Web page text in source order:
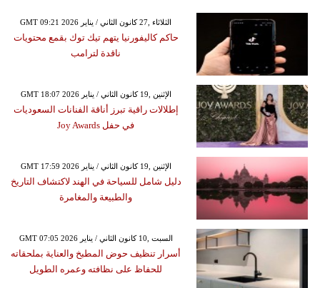
GMT 09:21 2026 الثلاثاء ,27 كانون الثاني / يناير
حاكم كاليفورنيا يتهم تيك توك بقمع محتويات
ناقدة لترامب
GMT 18:07 2026 الإثنين ,19 كانون الثاني / يناير
إطلالات راقية تبرز أناقة الفنانات السعوديات
في حفل Joy Awards
GMT 17:59 2026 الإثنين ,19 كانون الثاني / يناير
دليل شامل للسياحة في الهند لاكتشاف التاريخ
والطبيعة والمغامرة
GMT 07:05 2026 السبت ,10 كانون الثاني / يناير
أسرار تنظيف حوض المطبخ والعناية بملحقاته
للحفاظ على نظافته وعمره الطويل